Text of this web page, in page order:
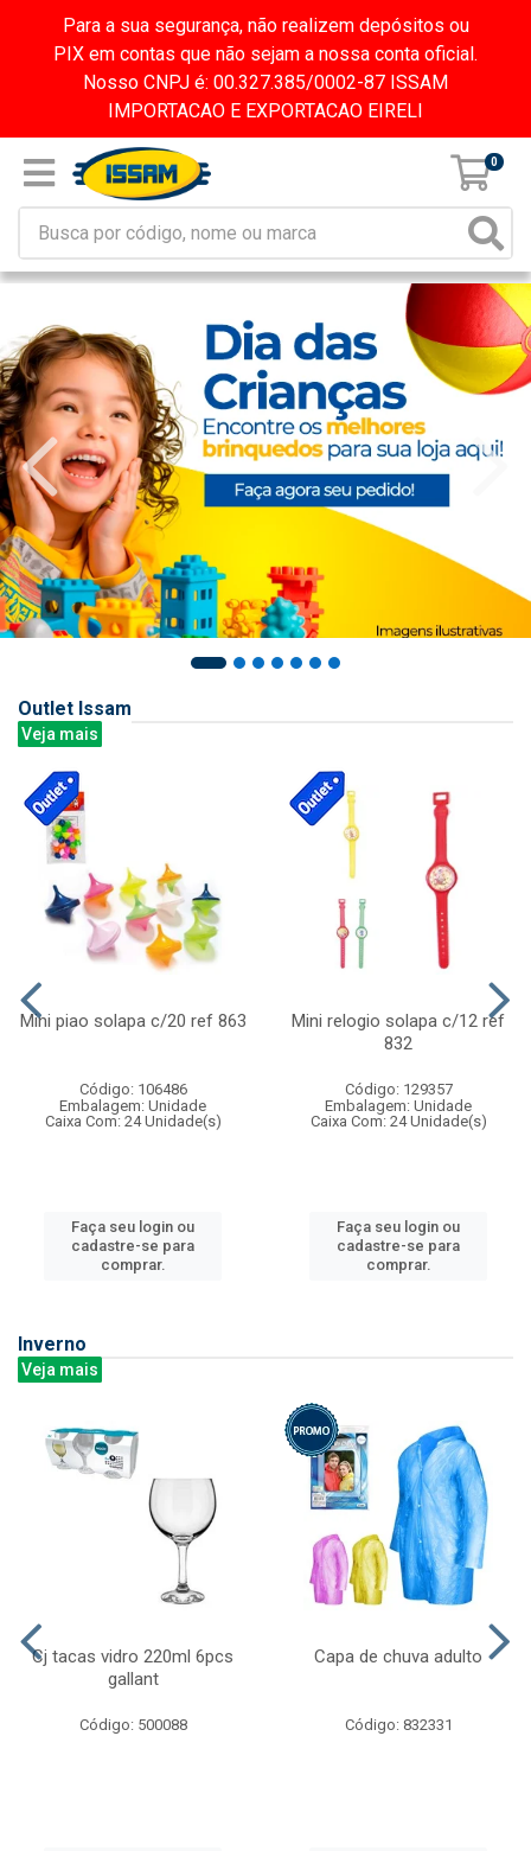
Para a sua segurança, não realizem depósitos ou
PIX em contas que não sejam a nossa conta oficial.
Nosso CNPJ é: 00.327.385/0002-87 ISSAM
IMPORTACAO E EXPORTACAO EIRELI
0
Outlet Issam
Veja mais
Mini piao solapa c/20 ref 863
Código: 106486
Embalagem: Unidade
Caixa Com: 24 Unidade(s)
Faça seu login ou
cadastre-se para
comprar.
Mini relogio solapa c/12 ref
832
Código: 129357
Embalagem: Unidade
Caixa Com: 24 Unidade(s)
Faça seu login ou
cadastre-se para
comprar.
Inverno
Veja mais
Cj tacas vidro 220ml 6pcs
gallant
Código: 500088
Capa de chuva adulto
Código: 832331